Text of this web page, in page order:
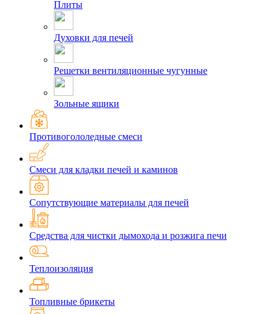
Плиты
Духовки для печей
Решетки вентиляционные чугунные
Зольные ящики
Противогололедные смеси
Смеси для кладки печей и каминов
Сопутствующие материалы для печей
Средства для чистки дымохода и розжига печи
Теплоизоляция
Топливные брикеты